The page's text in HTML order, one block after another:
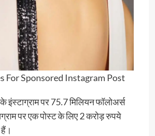
For Sponsored Instagram Post
इंस्टाग्राम पर 75.7 मिलियन फॉलोअर्स
पर एक पोस्ट के लिए 2 करोड़ रुपये